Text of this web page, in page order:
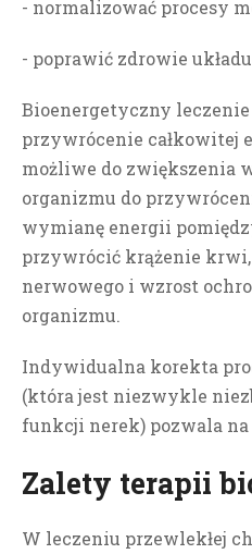
- normalizować procesy
- poprawić zdrowie
Bioenergetyczny leczenie
przywrócenie całkowitej
możliwe do zwiększenia
organizmu do
wymianę energii
przywrócić krążenie krwi,
nerwowego i wzrost
organizmu.
Indywidualna korekta
(która jest niezwykle
funkcji nerek) pozwala
Zalety terapii
W leczeniu przewlekłej